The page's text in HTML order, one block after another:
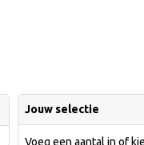
Jouw selectie
Voeg een aantal in of